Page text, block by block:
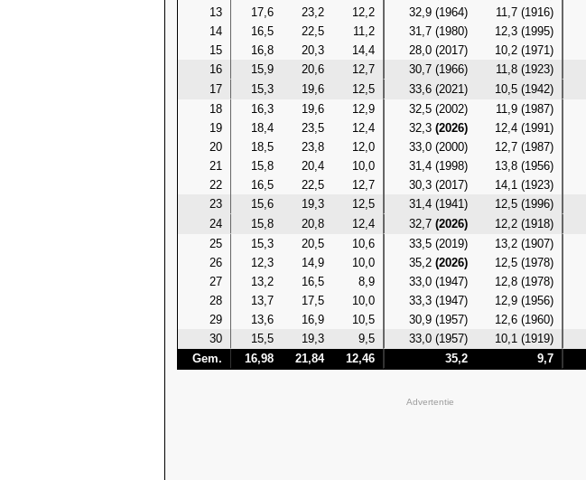
13
17,6 23,2 12,2 32,9 (1964) 11,7 (1916)
14
16,5 22,5 11,2 31,7 (1980) 12,3 (1995)
15
16,8 20,3 14,4 28,0 (2017) 10,2 (1971)
16
15,9 20,6 12,7 30,7 (1966) 11,8 (1923)
17
15,3 19,6 12,5 33,6 (2021) 10,5 (1942)
18
16,3 19,6 12,9 32,5 (2002) 11,9 (1987)
19
18,4 23,5 12,4 32,3 (2026) 12,4 (1991)
20
18,5 23,8 12,0 33,0 (2000) 12,7 (1987)
21
15,8 20,4 10,0 31,4 (1998) 13,8 (1956)
22
16,5 22,5 12,7 30,3 (2017) 14,1 (1923)
23
15,6 19,3 12,5 31,4 (1941) 12,5 (1996)
24
15,8 20,8 12,4 32,7 (2026) 12,2 (1918)
25
15,3 20,5 10,6 33,5 (2019) 13,2 (1907)
26
12,3 14,9 10,0 35,2 (2026) 12,5 (1978)
27
13,2 16,5 8,9 33,0 (1947) 12,8 (1978)
28
13,7 17,5 10,0 33,3 (1947) 12,9 (1956)
29
13,6 16,9 10,5 30,9 (1957) 12,6 (1960)
30
15,5 19,3 9,5 33,0 (1957) 10,1 (1919)
Gem.
16,98 21,84 12,46 35,2 9,7
Advertentie